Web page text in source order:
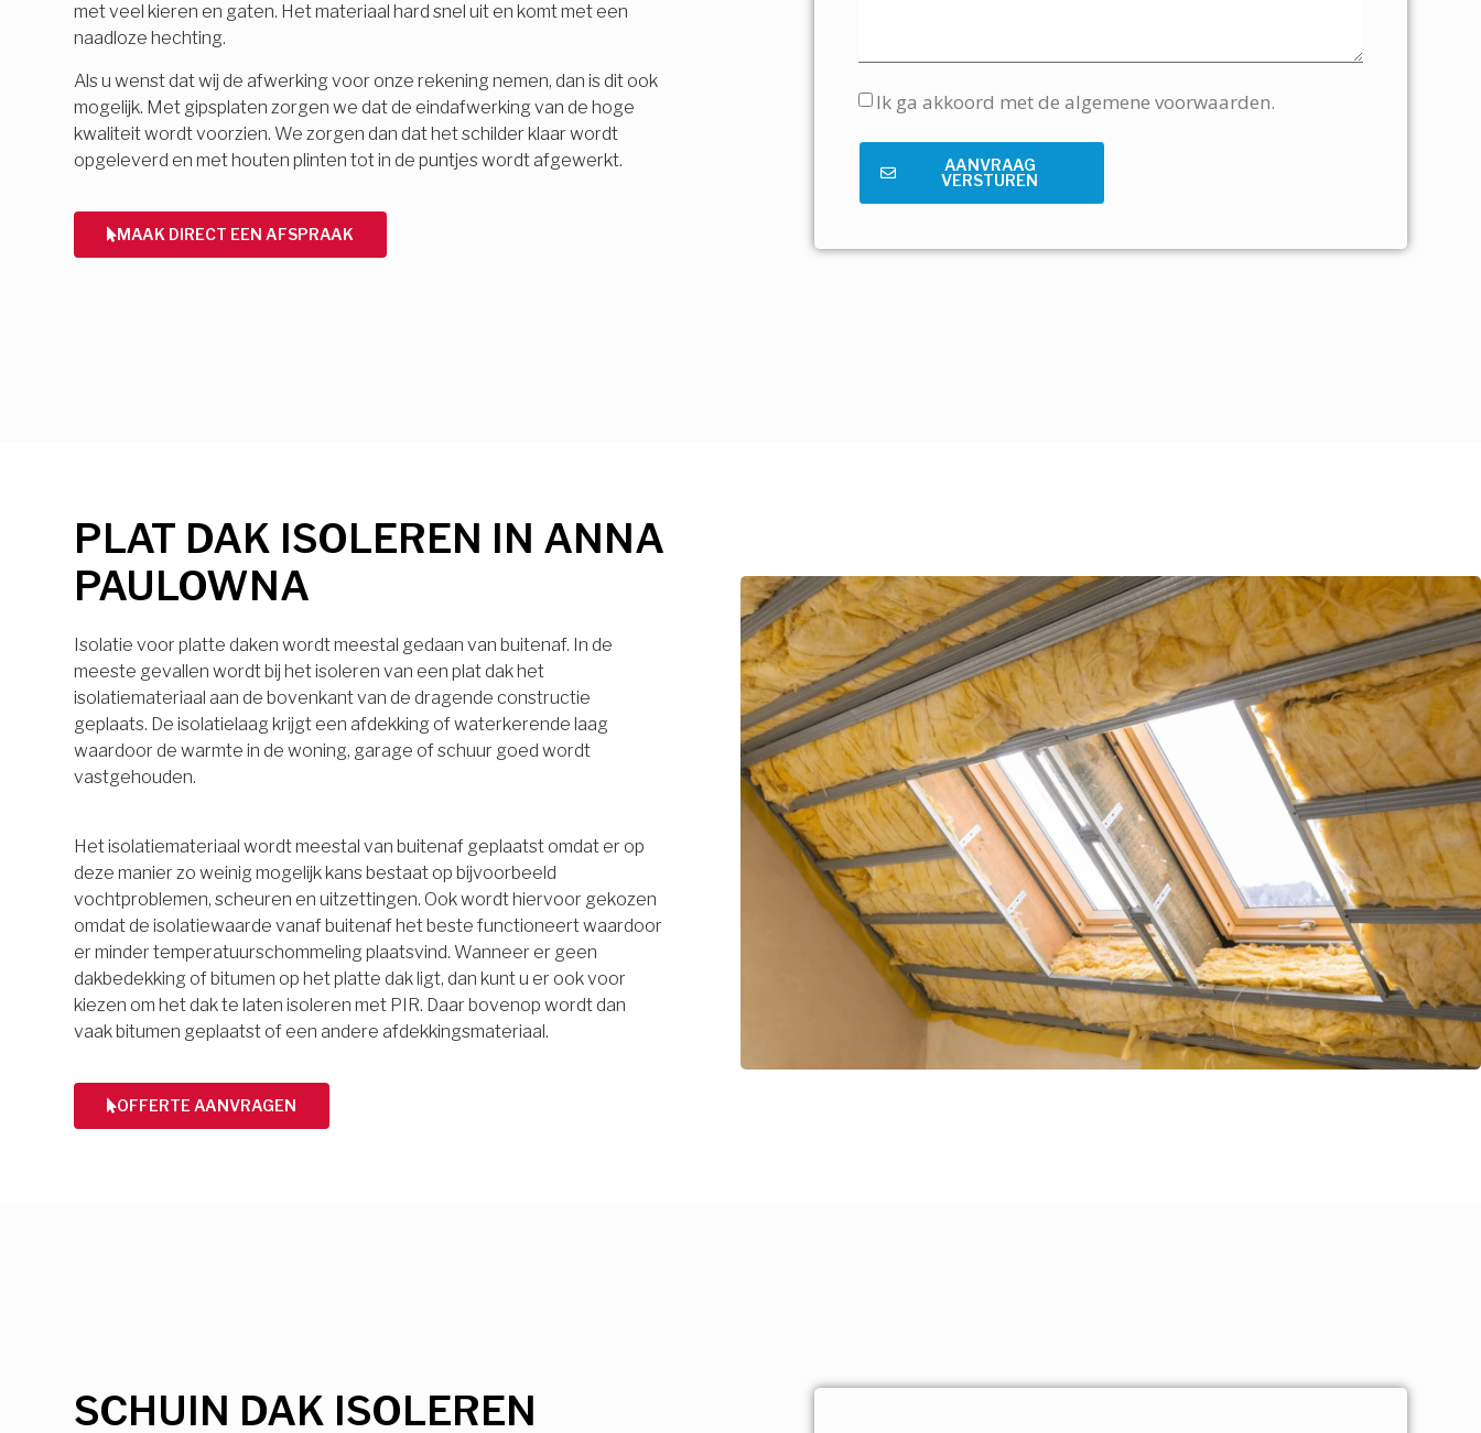
met veel kieren en gaten. Het materiaal hard snel uit en komt met een
naadloze hechting.
Als u wenst dat wij de afwerking voor onze rekening nemen, dan is dit ook
mogelijk. Met gipsplaten zorgen we dat de eindafwerking van de hoge
kwaliteit wordt voorzien. We zorgen dan dat het schilder klaar wordt
opgeleverd en met houten plinten tot in de puntjes wordt afgewerkt.
MAAK DIRECT EEN AFSPRAAK
Ik ga akkoord met de algemene voorwaarden.
AANVRAAG
VERSTUREN
PLAT DAK ISOLEREN IN ANNA
PAULOWNA
Isolatie voor platte daken wordt meestal gedaan van buitenaf. In de
meeste gevallen wordt bij het isoleren van een plat dak het
isolatiemateriaal aan de bovenkant van de dragende constructie
geplaats. De isolatielaag krijgt een afdekking of waterkerende laag
waardoor de warmte in de woning, garage of schuur goed wordt
vastgehouden.
Het isolatiemateriaal wordt meestal van buitenaf geplaatst omdat er op
deze manier zo weinig mogelijk kans bestaat op bijvoorbeeld
vochtproblemen, scheuren en uitzettingen. Ook wordt hiervoor gekozen
omdat de isolatiewaarde vanaf buitenaf het beste functioneert waardoor
er minder temperatuurschommeling plaatsvind. Wanneer er geen
dakbedekking of bitumen op het platte dak ligt, dan kunt u er ook voor
kiezen om het dak te laten isoleren met PIR. Daar bovenop wordt dan
vaak bitumen geplaatst of een andere afdekkingsmateriaal.
OFFERTE AANVRAGEN
SCHUIN DAK ISOLEREN